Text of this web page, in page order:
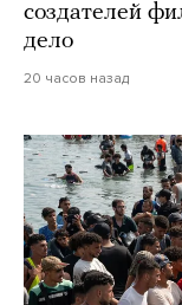
создателей
дело
20 часов назад